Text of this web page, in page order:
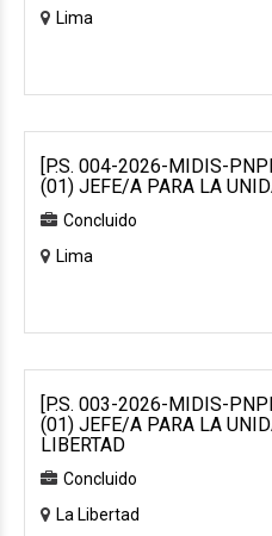
Lima
[P.S. 004-2026-MIDIS-
(01) JEFE/A PARA LA
Concluido
Lima
[P.S. 003-2026-MIDIS-
(01) JEFE/A PARA LA
LIBERTAD
Concluido
La Libertad